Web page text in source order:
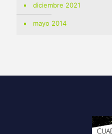
diciembre 2021
mayo 2014